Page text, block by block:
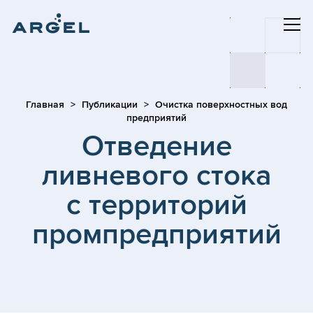
Главная Публикации
Очистка поверхностных вод
предприятий
Отведение
ливневого стока
с территорий
промпредприятий